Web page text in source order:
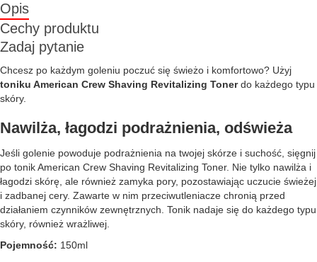
Opis
Cechy produktu
Zadaj pytanie
Chcesz po każdym goleniu poczuć się świeżo i komfortowo? Użyj
toniku American Crew Shaving Revitalizing Tonerdo każdego typu
skóry.
Nawilża, łagodzi podrażnienia, odświeża
Jeśli golenie powoduje podrażnienia na twojej skórze i suchość, sięgnij
po tonik American Crew Shaving Revitalizing Toner. Nie tylko nawilża i
łagodzi skórę, ale również zamyka pory, pozostawiając uczucie świeżej
i zadbanej cery. Zawarte w nim przeciwutleniacze chronią przed
działaniem czynników zewnętrznych. Tonik nadaje się do każdego typu
skóry, również wrażliwej.
Pojemność: 150ml